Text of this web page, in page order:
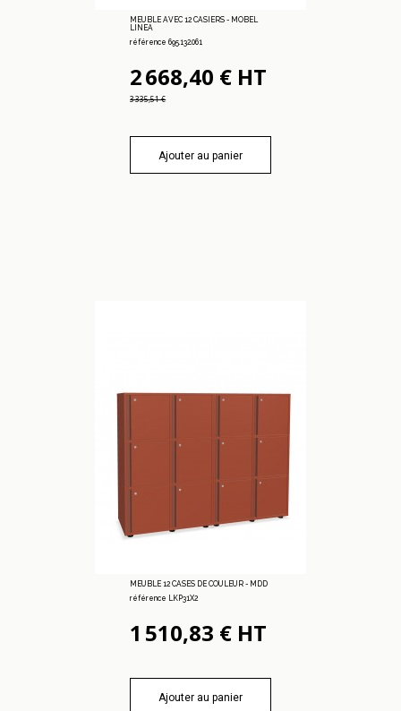
MEUBLE AVEC 12 CASIERS - MOBEL
LINEA
référence 695.132.061
2 668,40 € HT
3 335,51 €
Ajouter au panier
MEUBLE 12 CASES DE COULEUR - MDD
référence LKP31X2
1 510,83 € HT
Ajouter au panier